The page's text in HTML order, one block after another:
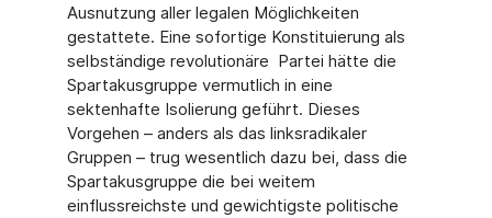
Ausnutzung aller legalen Möglichkeiten
gestattete. Eine sofortige Konstituierung als
selbständige revolutionäre Partei hätte die
Spartakus­gruppe vermutlich in eine
sektenhafte Isolierung geführt. Dieses
Vorgehen – anders als das linksradikaler
Gruppen – trug wesentlich dazu bei, dass die
Spartakusgruppe die bei weitem
einflussreichste und gewichtigste politische